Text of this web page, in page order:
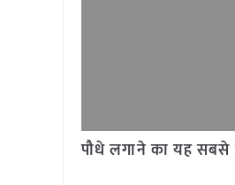
पौधे लगाने का यह